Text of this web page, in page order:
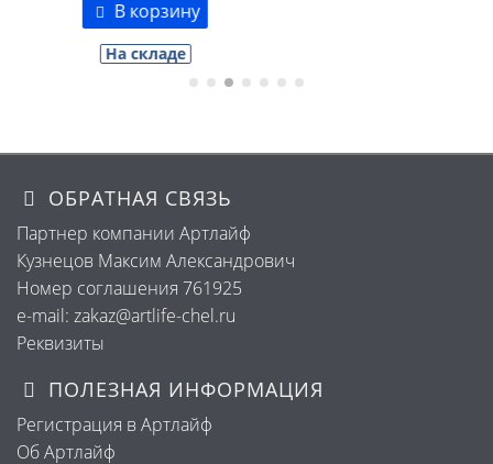
ОБРАТНАЯ СВЯЗЬ
Партнер компании Артлайф
Кузнецов Максим Александрович
Номер соглашения 761925
e-mail: zakaz@artlife-chel.ru
Реквизиты
ПОЛЕЗНАЯ ИНФОРМАЦИЯ
Регистрация в Артлайф
Об Артлайф